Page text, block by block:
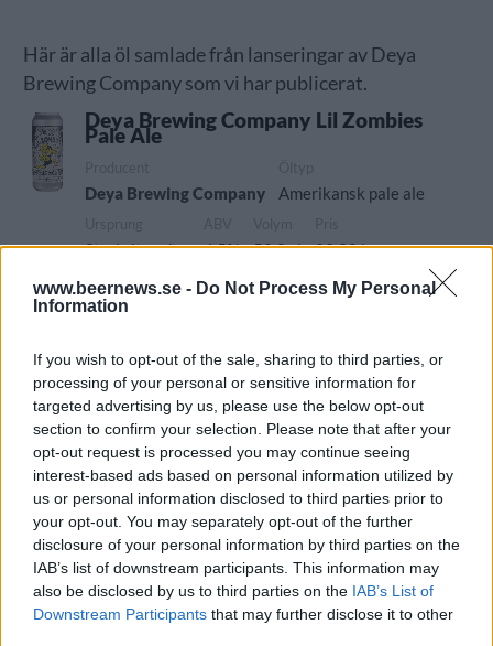
www.beernews.se - Do Not Process My Personal
Information
If you wish to opt-out of the sale, sharing to third parties, or
processing of your personal or sensitive information for
targeted advertising by us, please use the below opt-out
section to confirm your selection. Please note that after your
opt-out request is processed you may continue seeing
interest-based ads based on personal information utilized by
us or personal information disclosed to third parties prior to
your opt-out. You may separately opt-out of the further
disclosure of your personal information by third parties on the
IAB’s list of downstream participants. This information may
also be disclosed by us to third parties on the IAB’s List of
Downstream Participants that may further disclose it to other
Här är alla öl samlade från lanseringar av Deya
Brewing Company som vi har publicerat.
Deya Brewing Company Lil Zombies
Pale Ale
Deya Brewing Company Amerikansk pale ale
Storbritannien 4,5% 50,0 cl 39,90 kr
TSE
Lanseringsdatum
DEYA Saturated in Mosaic DIPA
Producent
Deya Brewing Company
Öltyp
Imperial/Dubbel IPA
Ursprung
Storbritannien
ABV
8,0%
Volym
50,0 cl
Pris
56,90 kr
Sortiment
TSE
Lanseringsdatum
24/4 2026
DEYA Glue IPA
Producent
Deya Brewing Company